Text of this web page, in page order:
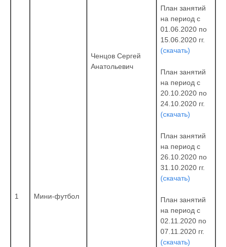
1 Мини-футбол
Ченцов Сергей
Анатольевич
План занятий
на период с
01.06.2020 по
15.06.2020 гг.
(скачать)
План занятий
на период с
20.10.2020 по
24.10.2020 гг.
(скачать)
План занятий
на период с
26.10.2020 по
31.10.2020 гг.
(скачать)
План занятий
на период с
02.11.2020 по
07.11.2020 гг.
(скачать)